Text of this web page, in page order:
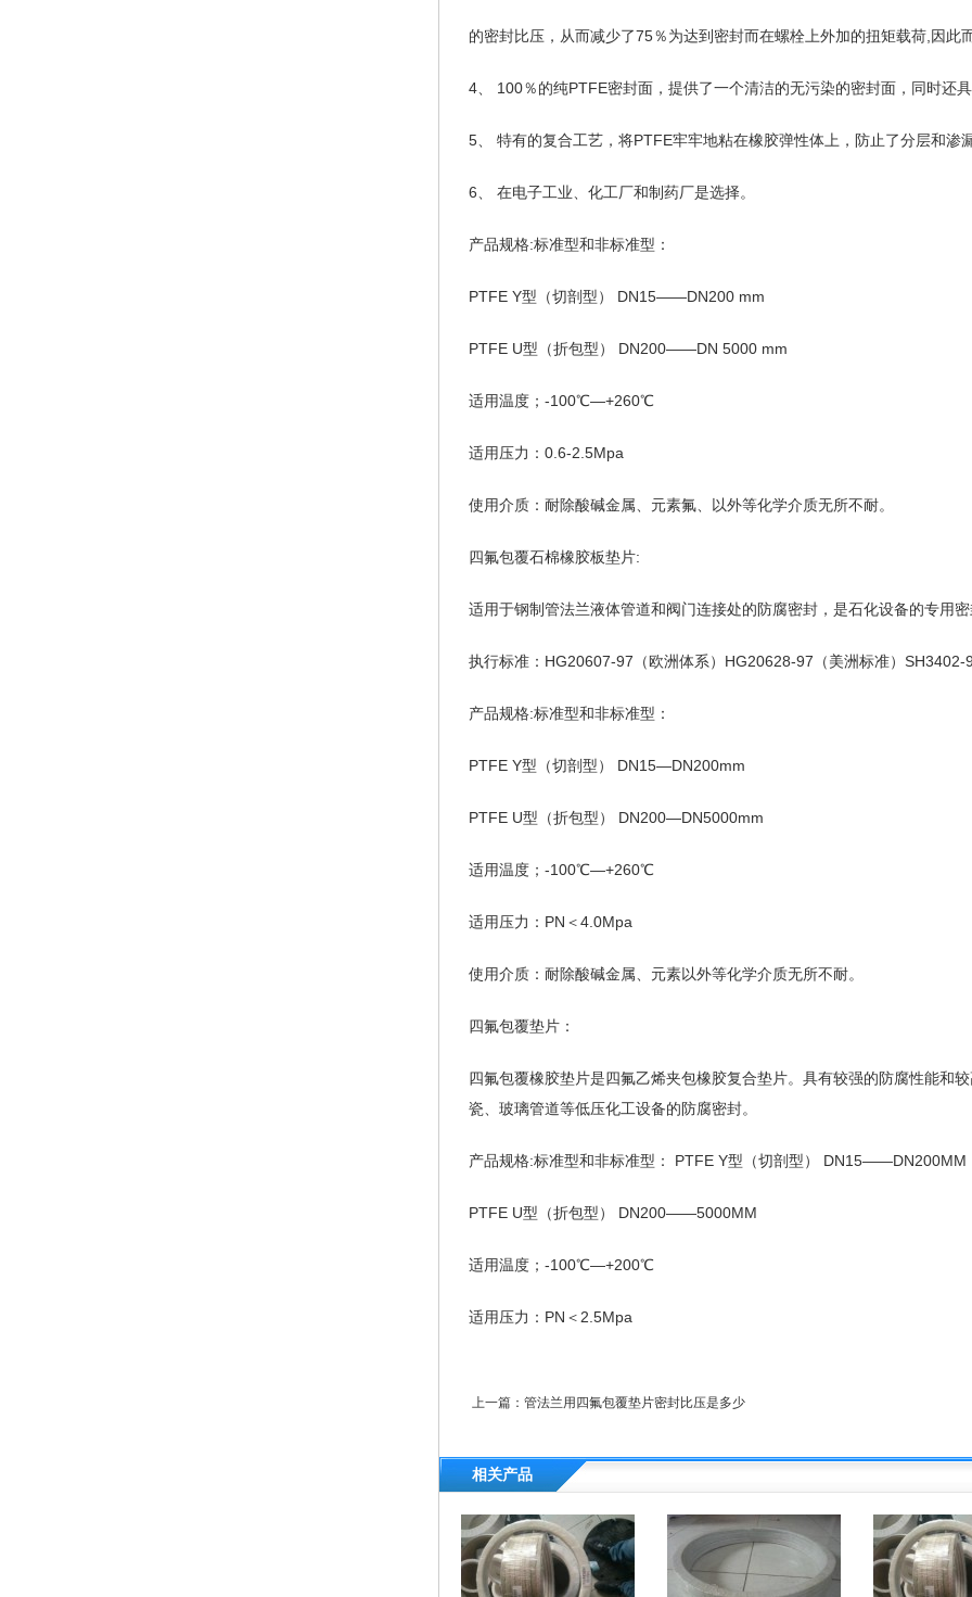
的密封比压，从而减少了75％为达到密封而在螺栓上外加的扭矩载荷,因此而
4、 100％的纯PTFE密封面，提供了一个清洁的无污染的密封面，同时还具
5、 特有的复合工艺，将PTFE牢牢地粘在橡胶弹性体上，防止了分层和渗漏
6、 在电子工业、化工厂和制药厂是选择。
产品规格:标准型和非标准型：
PTFE Y型（切剖型） DN15——DN200 mm
PTFE U型（折包型） DN200——DN 5000 mm
适用温度；-100℃—+260℃
适用压力：0.6-2.5Mpa
使用介质：耐除酸碱金属、元素氟、以外等化学介质无所不耐。
四氟包覆石棉橡胶板垫片:
适用于钢制管法兰液体管道和阀门连接处的防腐密封，是石化设备的专用密
执行标准：HG20607-97（欧洲体系）HG20628-97（美洲标准）SH3402-
产品规格:标准型和非标准型：
PTFE Y型（切剖型） DN15—DN200mm
PTFE U型（折包型） DN200—DN5000mm
适用温度；-100℃—+260℃
适用压力：PN＜4.0Mpa
使用介质：耐除酸碱金属、元素以外等化学介质无所不耐。
四氟包覆垫片：
四氟包覆橡胶垫片是四氟乙烯夹包橡胶复合垫片。具有较强的防腐性能和
瓷、玻璃管道等低压化工设备的防腐密封。
产品规格:标准型和非标准型： PTFE Y型（切剖型） DN15——DN200MM
PTFE U型（折包型） DN200——5000MM
适用温度；-100℃—+200℃
适用压力：PN＜2.5Mpa
上一篇： 管法兰用四氟包覆垫片密封比压是多少
相关产品